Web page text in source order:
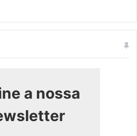
a nossa